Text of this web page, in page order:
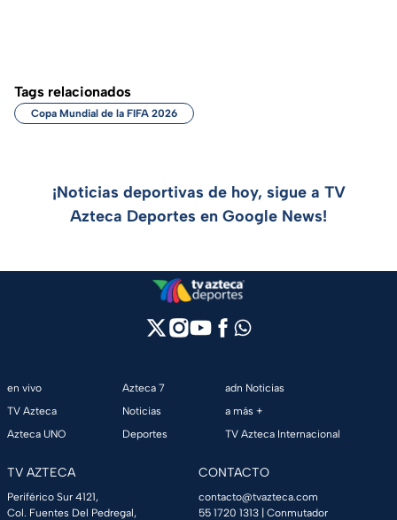
Tags relacionados
Copa Mundial de la FIFA 2026
¡Noticias deportivas de hoy, sigue a TV
Azteca Deportes en Google News!
en vivo
TV Azteca
Azteca UNO
Azteca 7
Noticias
Deportes
adn Noticias
a más +
TV Azteca Internacional
TV AZTECA
Periférico Sur 4121,
Col. Fuentes Del Pedregal,
CONTACTO
contacto@tvazteca.com
55 1720 1313 | Conmutador